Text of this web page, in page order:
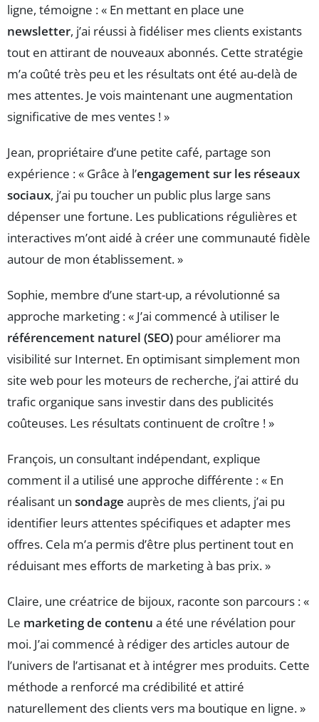
ligne, témoigne : « En mettant en place une
newsletter, j’ai réussi à fidéliser mes clients existants
tout en attirant de nouveaux abonnés. Cette stratégie
m’a coûté très peu et les résultats ont été au-delà de
mes attentes. Je vois maintenant une augmentation
significative de mes ventes ! »
Jean, propriétaire d’une petite café, partage son
expérience : « Grâce à l’engagement sur les réseaux
sociaux, j’ai pu toucher un public plus large sans
dépenser une fortune. Les publications régulières et
interactives m’ont aidé à créer une communauté fidèle
autour de mon établissement. »
Sophie, membre d’une start-up, a révolutionné sa
approche marketing : « J’ai commencé à utiliser le
référencement naturel (SEO) pour améliorer ma
visibilité sur Internet. En optimisant simplement mon
site web pour les moteurs de recherche, j’ai attiré du
trafic organique sans investir dans des publicités
coûteuses. Les résultats continuent de croître ! »
François, un consultant indépendant, explique
comment il a utilisé une approche différente : « En
réalisant un sondage auprès de mes clients, j’ai pu
identifier leurs attentes spécifiques et adapter mes
offres. Cela m’a permis d’être plus pertinent tout en
réduisant mes efforts de marketing à bas prix. »
Claire, une créatrice de bijoux, raconte son parcours : «
Le marketing de contenu a été une révélation pour
moi. J’ai commencé à rédiger des articles autour de
l’univers de l’artisanat et à intégrer mes produits. Cette
méthode a renforcé ma crédibilité et attiré
naturellement des clients vers ma boutique en ligne. »